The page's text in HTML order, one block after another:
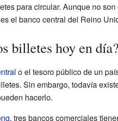
para circular. Aunque no
el banco central del Reino
billetes hoy en día?
o el tesoro público de un
Sin embargo, todavía
hacerlo.
, tres bancos comerciales